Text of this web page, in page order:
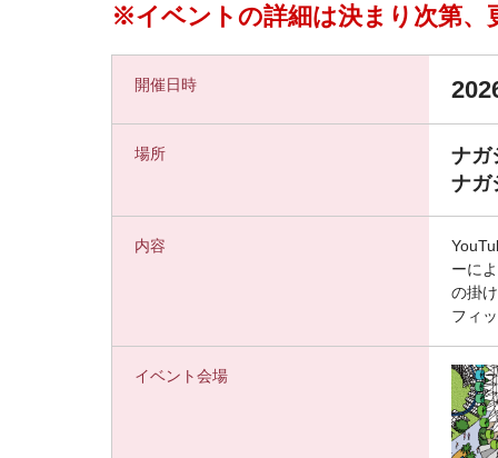
※イベントの詳細は決まり次第、
開催日時
場所
ナガ
ナガ
内容
ーに
の掛
フィ
イベント会場